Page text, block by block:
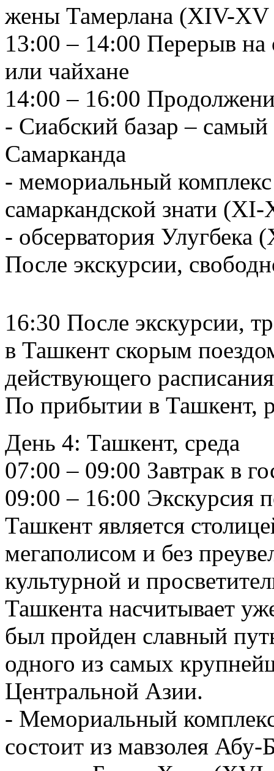
жены Тамерлана (XIV-XV
13:00 – 14:00 Перерыв на
или чайхане
14:00 – 16:00
- Сиабский базар –
Самарканда
- мемориальный
самаркандской знати
- обсерватория Улугбека
После экскурсии,
16:30 После экскурсии,
в Ташкент скорым
действующего
По прибытии в Ташкент,
День 4: Ташкент, среда
07:00 – 09:00 Завтрак в
09:00 – 16:00 Экскурсия
Ташкент является
мегаполисом и без
культурной и
Ташкента насчитывает
был пройден славный
одного из самых
Центральной Азии.
- Мемориальный
состоит из мавзолея